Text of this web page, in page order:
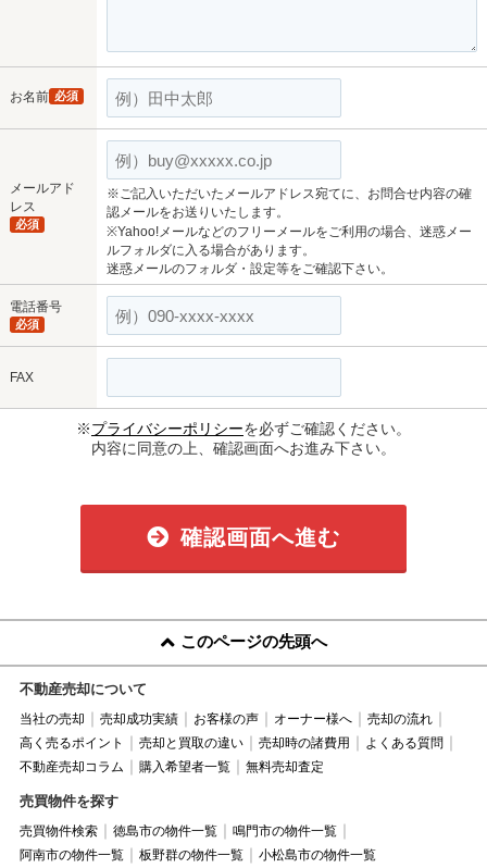
お名前 必須
メールアド
レス
必須
※ご記入いただいたメールアドレス宛てに、お問合せ内容の確
認メールをお送りいたします。
※Yahoo!メールなどのフリーメールをご利用の場合、迷惑メー
ルフォルダに入る場合があります。
迷惑メールのフォルダ・設定等をご確認下さい。
電話番号
必須
FAX
※プライバシーポリシーを必ずご確認ください。
内容に同意の上、確認画面へお進み下さい。
確認画面へ進む
このページの先頭へ
不動産売却について
当社の売却 売却成功実績 お客様の声 オーナー様へ
売却の流れ
高く売るポイント
売却と買取の違い 売却時の諸費用
よくある質問
不動産売却コラム
購入希望者一覧 無料売却査定
売買物件を探す
売買物件検索 徳島市の物件一覧
鳴門市の物件一覧
阿南市の物件一覧
板野群の物件一覧 小松島市の物件一覧